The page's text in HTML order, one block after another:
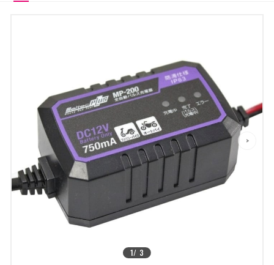
ナップスメンバーズ
店舗を探す
コーポレートサイト
採用情報
特定商取引法に基づく表記
古物営業法に基づく表示/保険勧誘
方針
カスタマーハラスメントに対する方1/ 3
>